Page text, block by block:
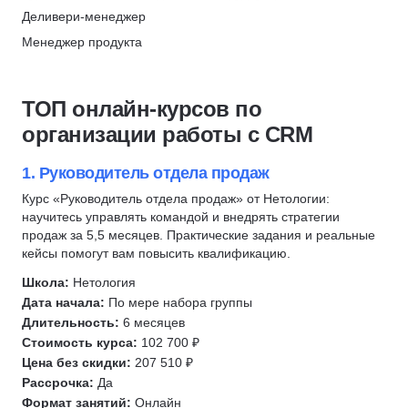
Скидка 10%
Merion Academy
Юридические аспекты бизнеса
Гостиничный бизнес
Государственное и муниципальное управление (ГМУ)
Менеджер в здравоохранении
Менеджмент в образовании
Менеджмент в торговле
Scrum-мастер
Управление производством
Сервис и туризм
Технический директор
Топ менеджмент
Генеральный директор
Исполнительный директор
Управление удаленной командой
Финансовый директор
Генеральный директор
Управление продажами
Юнит-экономика
Менеджер продукта
Продюсирование
Операционный директор
Методист
Деливери-менеджер
Менеджер продукта
Agile
Scrum
Разработка продукта
Юнит-экономика
Менеджер проектов
CJM
HEART
Методист
Логистика
Управление в строительстве
Ресторанный бизнес
ТОП онлайн-курсов по
организации работы с CRM
1. Руководитель отдела продаж
Курс «Руководитель отдела продаж» от Нетологии:
научитесь управлять командой и внедрять стратегии
продаж за 5,5 месяцев. Практические задания и реальные
кейсы помогут вам повысить квалификацию.
Школа: Нетология
Дата начала: По мере набора группы
Длительность: 6 месяцев
Стоимость курса: 102 700 ₽
Цена без скидки: 207 510 ₽
Рассрочка: Да
Формат занятий: Онлайн